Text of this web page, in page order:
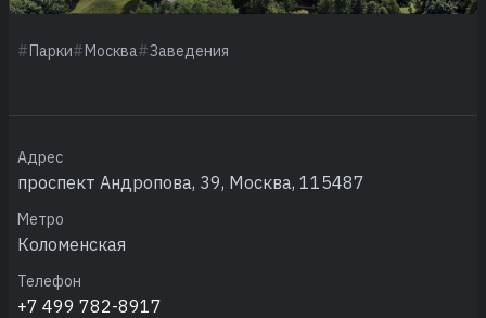
Парки Москва Заведения
Адрес
проспект Андропова, 39, Москва, 115487
Метро
Коломенская
Телефон
+7 499 782-8917